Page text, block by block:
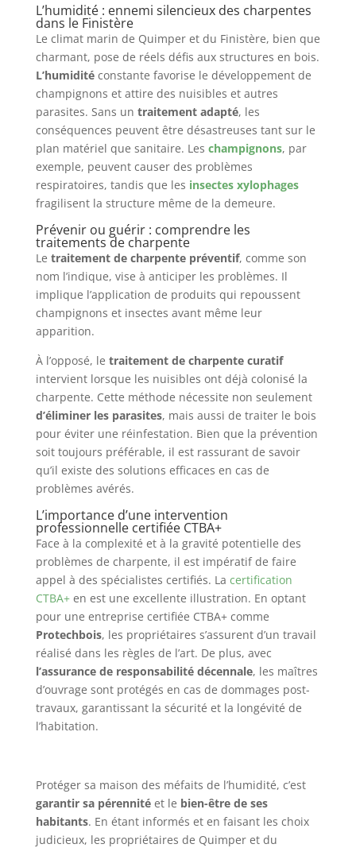
L’humidité : ennemi silencieux des charpentes
dans le Finistère
Le climat marin de Quimper et du Finistère, bien que
charmant, pose de réels défis aux structures en bois.
L’humiditéconstante favorise le développement de
champignons et attire des nuisibles et autres
parasites. Sans un traitement adapté, les
conséquences peuvent être désastreuses tant sur le
plan matériel que sanitaire. Les champignons, par
exemple, peuvent causer des problèmes
respiratoires, tandis que les insectes xylophages
fragilisent la structure même de la demeure.
Prévenir ou guérir : comprendre les
traitements de charpente
Le traitement de charpente préventif, comme son
nom l’indique, vise à anticiper les problèmes. Il
implique l’application de produits qui repoussent
champignons et insectes avant même leur
apparition.
À l’opposé, le traitement de charpente curatif
intervient lorsque les nuisibles ont déjà colonisé la
charpente. Cette méthode nécessite non seulement
d’éliminer les parasites, mais aussi de traiter le bois
pour éviter une réinfestation. Bien que la prévention
soit toujours préférable, il est rassurant de savoir
qu’il existe des solutions efficaces en cas de
problèmes avérés.
L’importance d’une intervention
professionnelle certifiée CTBA+
Face à la complexité et à la gravité potentielle des
problèmes de charpente, il est impératif de faire
appel à des spécialistes certifiés. La certification
CTBA+en est une excellente illustration. En optant
pour une entreprise certifiée CTBA+ comme
Protechbois, les propriétaires s’assurent d’un travail
réalisé dans les règles de l’art. De plus, avec
l’assurance de responsabilité décennale, les maîtres
d’ouvrage sont protégés en cas de dommages post-
travaux, garantissant la sécurité et la longévité de
l’habitation.
Protéger sa maison des méfaits de l’humidité, c’est
garantir sa pérennitéet le bien-être de ses
habitants. En étant informés et en faisant les choix
judicieux, les propriétaires de Quimper et du